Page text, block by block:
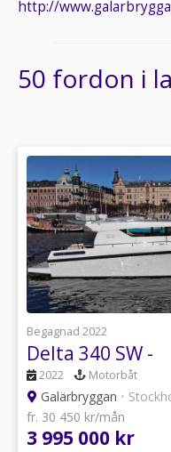
http://
50 fordon i
Begagnad 2022
Delta 340 SW -
2022 Motorbåt
Galärbryggan •
fr. 30 450 kr/mån
3 995 000 kr